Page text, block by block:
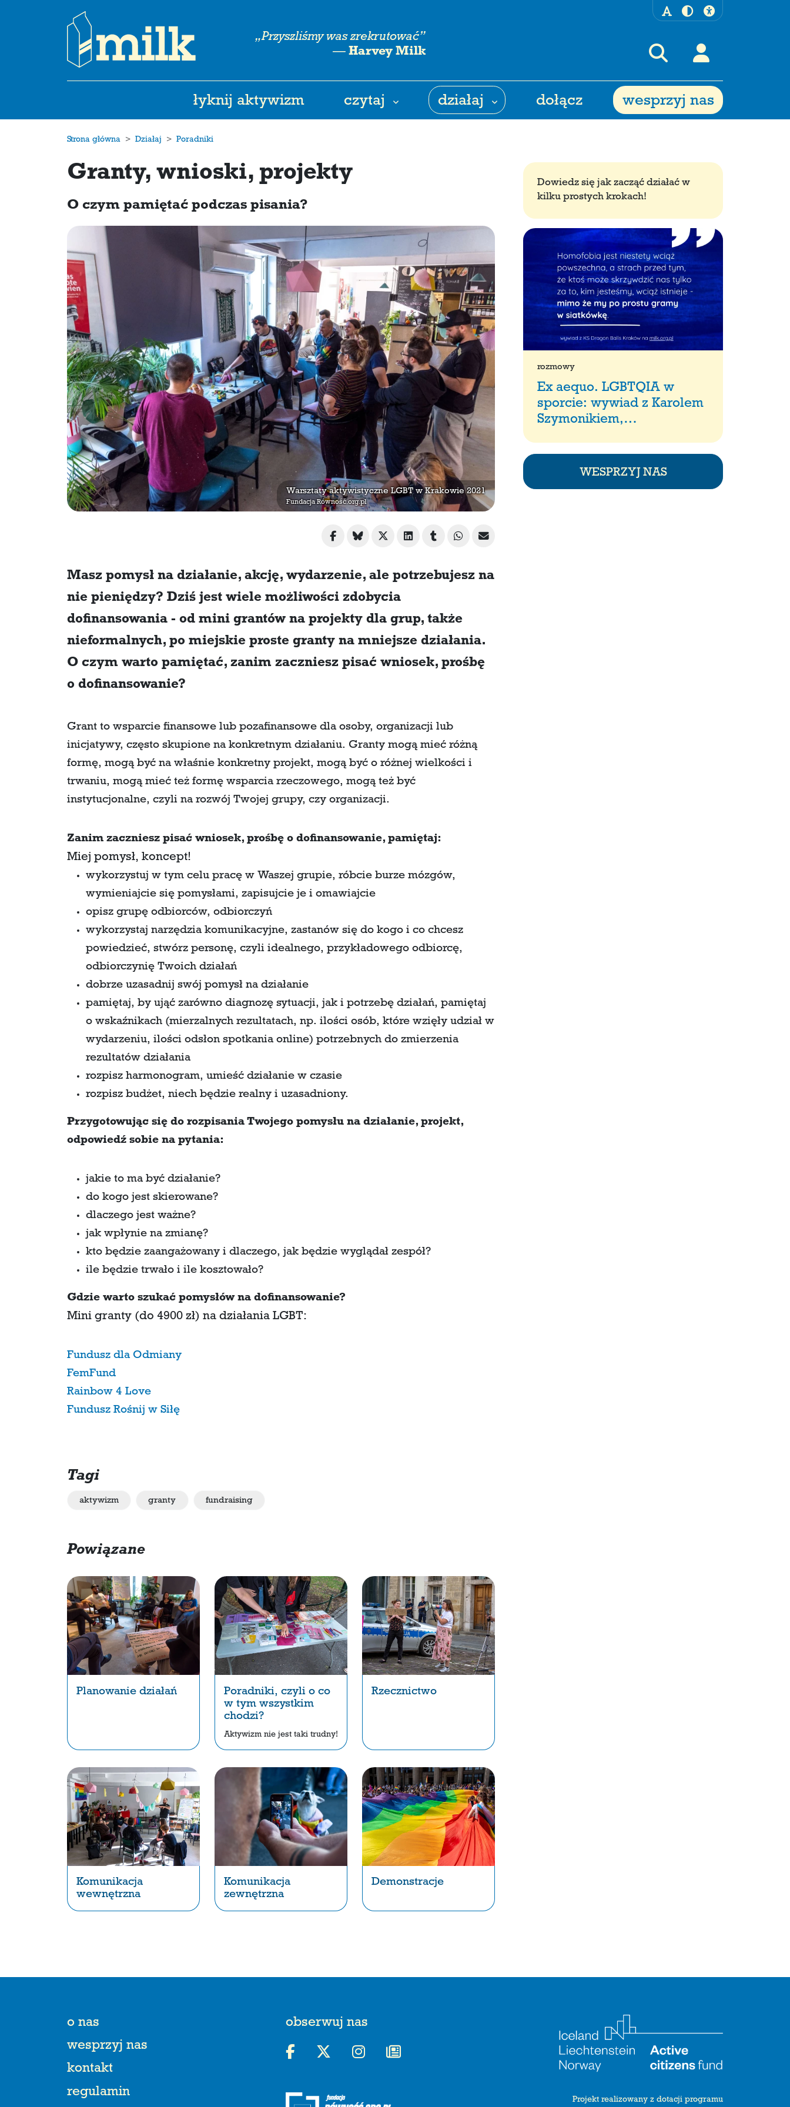
„Przyszliśmy was zrekrutować”
— Harvey Milk
łyknij aktywizm czytaj działaj dołącz wesprzyj nas
Strona główna Działaj Poradniki
Granty, wnioski, projekty
O czym pamiętać podczas pisania?
Warsztaty aktywistyczne LGBT w Krakowie 2021
Fundacja Równość.org.pl
Masz pomysł na działanie, akcję, wydarzenie, ale potrzebujesz na
nie pieniędzy? Dziś jest wiele możliwości zdobycia
dofinansowania - od mini grantów na projekty dla grup, także
nieformalnych, po miejskie proste granty na mniejsze działania.
O czym warto pamiętać, zanim zaczniesz pisać wniosek, prośbę
o dofinansowanie?
Grant to wsparcie finansowe lub pozafinansowe dla osoby, organizacji lub
inicjatywy, często skupione na konkretnym działaniu. Granty mogą mieć różną
formę, mogą być na właśnie konkretny projekt, mogą być o różnej wielkości i
trwaniu, mogą mieć też formę wsparcia rzeczowego, mogą też być
instytucjonalne, czyli na rozwój Twojej grupy, czy organizacji.
Zanim zaczniesz pisać wniosek, prośbę o dofinansowanie, pamiętaj:
Miej pomysł, koncept!
wykorzystuj w tym celu pracę w Waszej grupie, róbcie burze mózgów,
wymieniajcie się pomysłami, zapisujcie je i omawiajcie
opisz grupę odbiorców, odbiorczyń
wykorzystaj narzędzia komunikacyjne, zastanów się do kogo i co chcesz
powiedzieć, stwórz personę, czyli idealnego, przykładowego odbiorcę,
odbiorczynię Twoich działań
dobrze uzasadnij swój pomysł na działanie
pamiętaj, by ująć zarówno diagnozę sytuacji, jak i potrzebę działań, pamiętaj
o wskaźnikach (mierzalnych rezultatach, np. ilości osób, które wzięły udział w
wydarzeniu, ilości odsłon spotkania online) potrzebnych do zmierzenia
rezultatów działania
rozpisz harmonogram, umieść działanie w czasie
rozpisz budżet, niech będzie realny i uzasadniony.
Przygotowując się do rozpisania Twojego pomysłu na działanie, projekt,
odpowiedź sobie na pytania:
jakie to ma być działanie?
do kogo jest skierowane?
dlaczego jest ważne?
jak wpłynie na zmianę?
kto będzie zaangażowany i dlaczego, jak będzie wyglądał zespół?
ile będzie trwało i ile kosztowało?
Gdzie warto szukać pomysłów na dofinansowanie?
Mini granty (do 4900 zł) na działania LGBT:
Fundusz dla Odmiany
FemFund
Rainbow 4 Love
Fundusz Rośnij w Siłę
Tagi
aktywizm granty fundraising
Powiązane
Planowanie działań
Poradniki, czyli o co
w tym wszystkim
chodzi?
Aktywizm nie jest taki trudny!
Rzecznictwo
Komunikacja
wewnętrzna
Komunikacja
zewnętrzna
Demonstracje
Dowiedz się jak zacząć działać w
kilku prostych krokach!
rozmowy
Ex aequo. LGBTQIA w
sporcie: wywiad z Karolem
Szymonikiem,…
WESPRZYJ NAS
o nas
wesprzyj nas
kontakt
regulamin
obserwuj nas
Projekt realizowany z dotacji programu